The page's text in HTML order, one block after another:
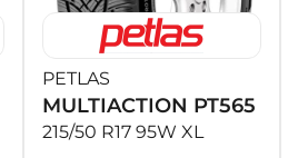
PETLAS
MULTIACTION PT565
215/50 R17 95W XL